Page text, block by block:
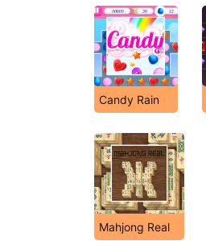
Candy Rain
Mahjong Real